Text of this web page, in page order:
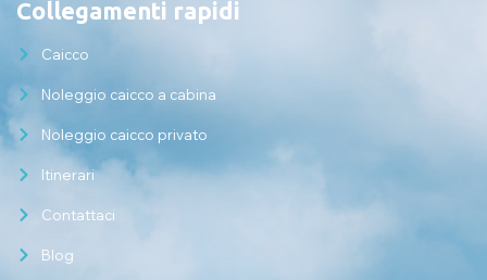
Collegamenti rapidi
Caicco
Noleggio caicco a cabina
Noleggio caicco privato
Itinerari
Contattaci
Blog